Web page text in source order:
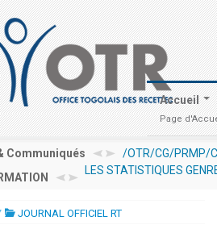
Accueil
Page
Communiqués
D'UN EXPERT /CONSULTANT
LES STATISTIQUES
JOURNAL OFFICIEL RT